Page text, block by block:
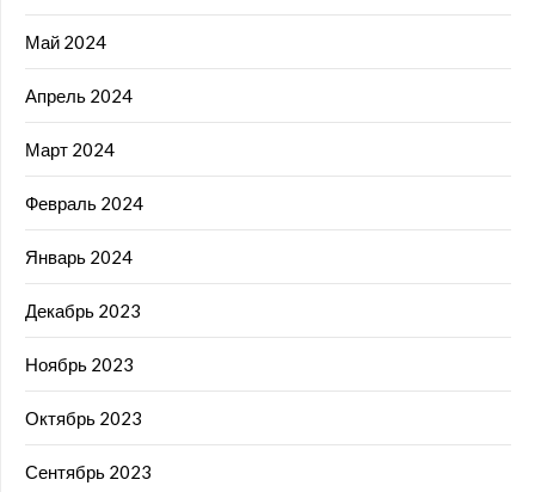
Май 2024
Апрель 2024
Март 2024
Февраль 2024
Январь 2024
Декабрь 2023
Ноябрь 2023
Октябрь 2023
Сентябрь 2023